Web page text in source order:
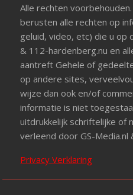
Alle rechten
berusten alle rechten op
geluid, video, etc) die u op
& 112-hardenberg.nu en
aantreft Gehele of
op andere sites,
wijze dan ook en/of
informatie is niet
uitdrukkelijk schriftelijke of
verleend door GS-
Privacy Verklaring